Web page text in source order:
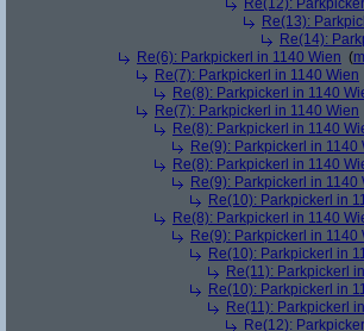
Re(12):
Re(13):
Re(14):
Re(6): Parkpickerl in 1140 Wien (
Re(7): Parkpickerl in 1140 Wien
Re(8): Parkpickerl in 1140
Re(7): Parkpickerl in 1140 Wien
Re(8): Parkpickerl in 1140
Re(9): Parkpickerl in 1140
Re(8): Parkpickerl in 1140
Re(9): Parkpickerl in 1140
Re(10): Parkpickerl in
Re(8): Parkpickerl in 1140
Re(9): Parkpickerl in 1140
Re(10): Parkpickerl in
Re(11): Parkpickerl
Re(10): Parkpickerl in
Re(11): Parkpickerl
Re(12):